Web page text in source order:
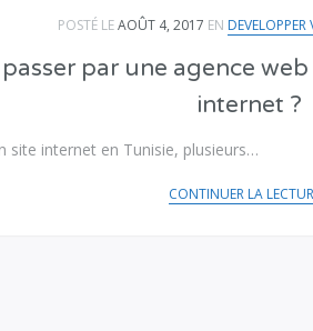
POSTÉ LEAOÛT 4, 2017 EN DEVELOPPER
par une agence
internet ?
site internet en Tunisie, plusieurs…
CONTINUER LA